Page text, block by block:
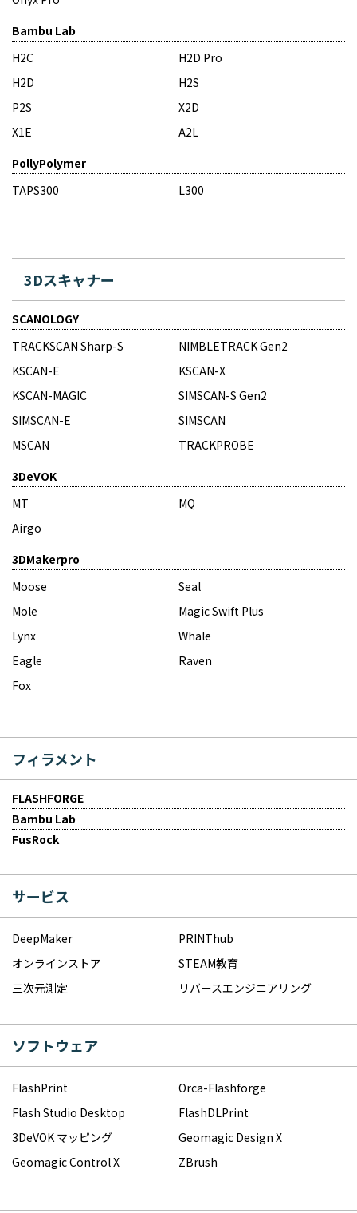
Bambu Lab
H2C
H2D Pro
H2D
H2S
P2S
X2D
X1E
A2L
PollyPolymer
TAPS300
L300
3Dスキャナー
SCANOLOGY
TRACKSCAN Sharp-S
NIMBLETRACK Gen2
KSCAN-E
KSCAN-X
KSCAN-MAGIC
SIMSCAN-S Gen2
SIMSCAN-E
SIMSCAN
MSCAN
TRACKPROBE
3DeVOK
MT
MQ
Airgo
3DMakerpro
Moose
Seal
Mole
Magic Swift Plus
Lynx
Whale
Eagle
Raven
Fox
フィラメント
FLASHFORGE
Bambu Lab
FusRock
サービス
DeepMaker
PRINThub
オンラインストア
STEAM教育
三次元測定
リバースエンジニアリング
ソフトウェア
FlashPrint
Orca-Flashforge
Flash Studio Desktop
FlashDLPrint
3DeVOK マッピング
Geomagic Design X
Geomagic Control X
ZBrush